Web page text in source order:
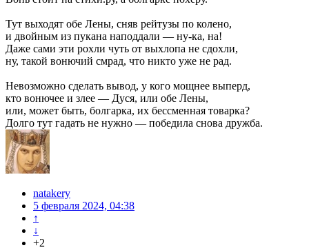
Тут выходят обе Лены, сняв рейтузы по колено,
и двойным из пукана наподдали — ну-ка, на!
Даже сами эти рохли чуть от выхлопа не сдохли,
ну, такой вонючий смрад, что никто уже не рад.
Невозможно сделать вывод, у кого мощнее выперд,
кто вонючее и злее — Дуся, или обе Лены,
или, может быть, болгарка, их бессменная товарка?
Долго тут гадать не нужно — победила снова дружба.
natakery
5 февраля 2024, 04:38
↑
↓
+2